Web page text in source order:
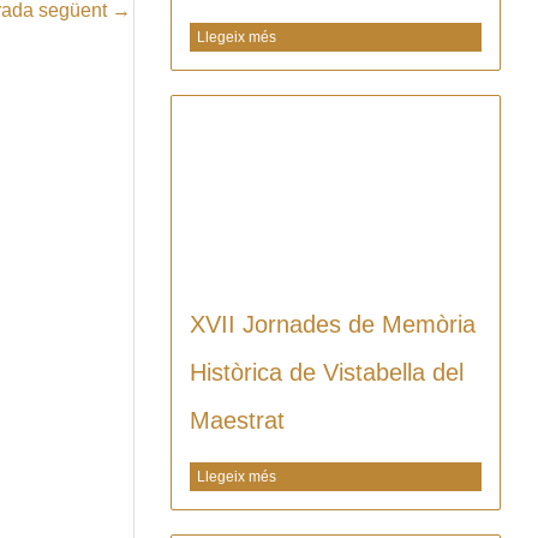
següent →
Llegeix més
XVII Jornades de Memòria
Històrica de Vistabella del
Maestrat
Llegeix més